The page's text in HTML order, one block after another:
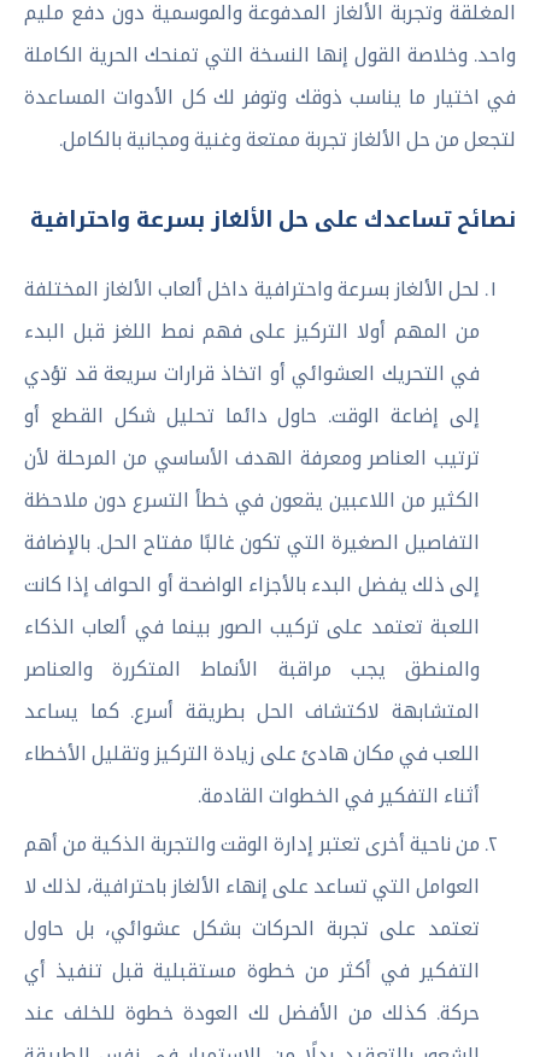
المغلقة وتجربة الألغاز المدفوعة والموسمية دون دفع مليم
واحد. وخلاصة القول إنها النسخة التي تمنحك الحرية الكاملة
في اختيار ما يناسب ذوقك وتوفر لك كل الأدوات المساعدة
لتجعل من حل الألغاز تجربة ممتعة وغنية ومجانية بالكامل.
نصائح تساعدك على حل الألغاز بسرعة واحترافية
لحل الألغاز بسرعة واحترافية داخل ألعاب الألغاز المختلفة
من المهم أولا التركيز على فهم نمط اللغز قبل البدء
في التحريك العشوائي أو اتخاذ قرارات سريعة قد تؤدي
إلى إضاعة الوقت. حاول دائما تحليل شكل القطع أو
ترتيب العناصر ومعرفة الهدف الأساسي من المرحلة لأن
الكثير من اللاعبين يقعون في خطأ التسرع دون ملاحظة
التفاصيل الصغيرة التي تكون غالبًا مفتاح الحل. بالإضافة
إلى ذلك يفضل البدء بالأجزاء الواضحة أو الحواف إذا كانت
اللعبة تعتمد على تركيب الصور بينما في ألعاب الذكاء
والمنطق يجب مراقبة الأنماط المتكررة والعناصر
المتشابهة لاكتشاف الحل بطريقة أسرع. كما يساعد
اللعب في مكان هادئ على زيادة التركيز وتقليل الأخطاء
أثناء التفكير في الخطوات القادمة.
من ناحية أخرى تعتبر إدارة الوقت والتجربة الذكية من أهم
العوامل التي تساعد على إنهاء الألغاز باحترافية، لذلك لا
تعتمد على تجربة الحركات بشكل عشوائي، بل حاول
التفكير في أكثر من خطوة مستقبلية قبل تنفيذ أي
حركة. كذلك من الأفضل لك العودة خطوة للخلف عند